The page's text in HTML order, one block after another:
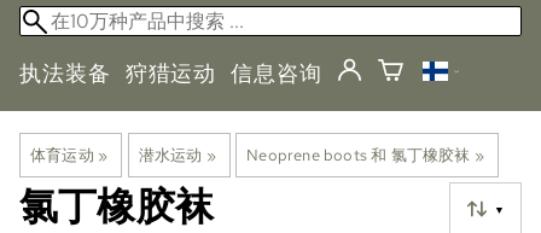
执法装备 狩猎运动 信息咨询
体育运动 ‪» 潜水运动 ‪» Neoprene boots 和 氯丁橡胶袜 ‪»
▼
氯丁橡胶袜